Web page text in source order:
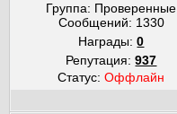
Группа: Проверенные
Сообщений: 1330
Награды:0
Репутация:937
Статус:Оффлайн